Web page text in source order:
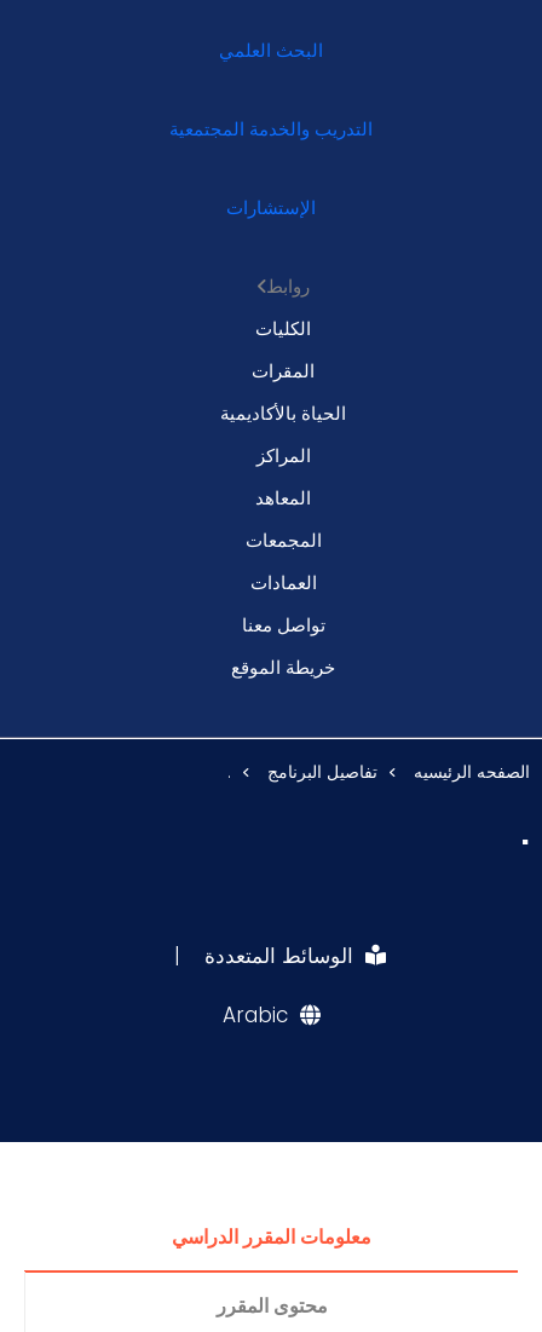
البحث العلمي
التدريب والخدمة المجتمعية
الإستشارات
روابط
الكليات
المقرات
الحياة بالأكاديمية
المراكز
المعاهد
المجمعات
العمادات
تواصل معنا
خريطة الموقع
الصفحه الرئيسيه تفاصيل البرنامج .
.
الوسائط المتعددة |
Arabic
معلومات المقرر الدراسي
محتوى المقرر